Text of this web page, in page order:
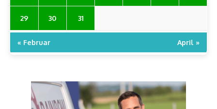
29 30 31
« Februar April »